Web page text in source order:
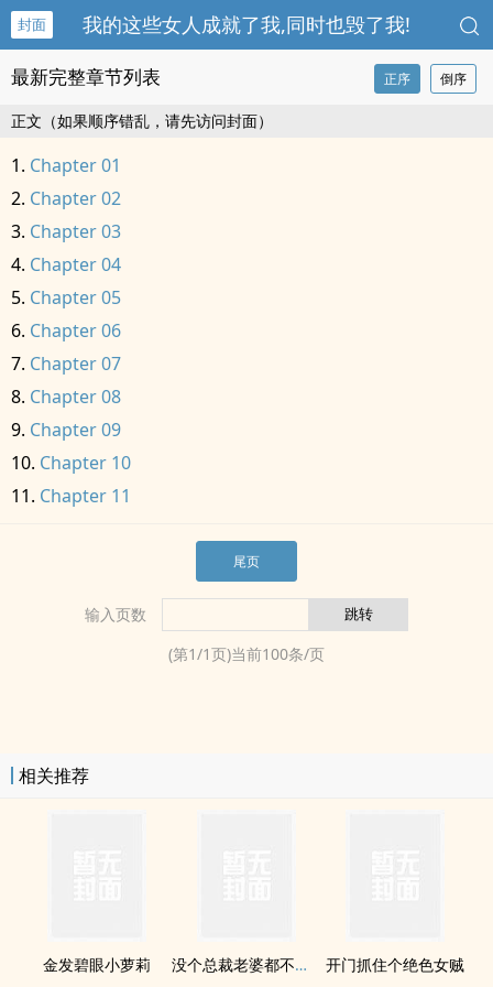
封面 我的这些女人成就了我,同时也毁了我!
最新完整章节列表 正序 倒序
正文（如果顺序错乱，请先访问封面）
Chapter 01
Chapter 02
Chapter 03
Chapter 04
Chapter 05
Chapter 06
Chapter 07
Chapter 08
Chapter 09
Chapter 10
Chapter 11
尾页
输入页数
(第1/1页)当前100条/页
相关推荐
金发碧眼小萝莉 没个总裁老婆都不好意思写小说了 开门抓住个绝色女贼